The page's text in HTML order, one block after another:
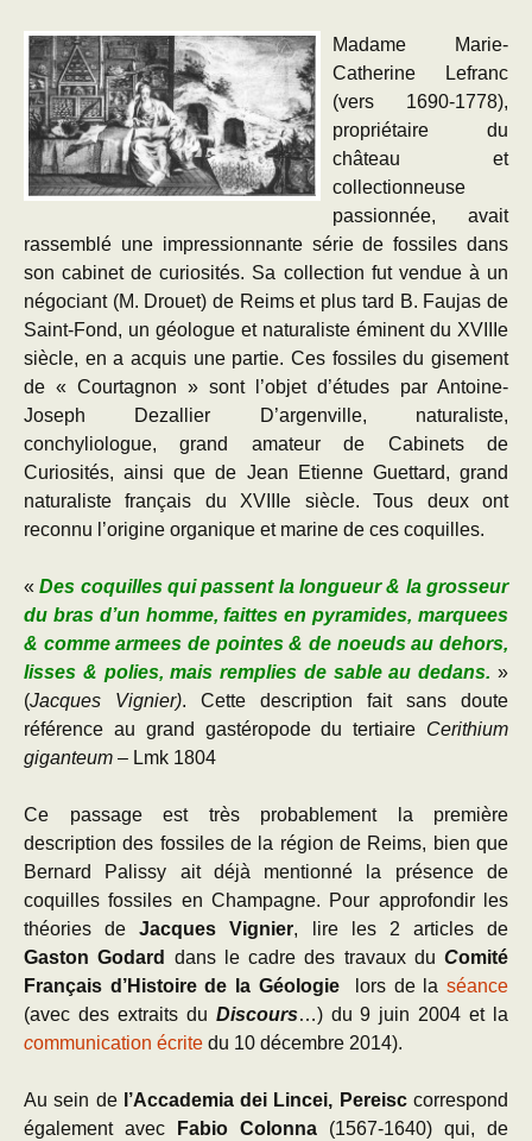
Madame Marie-
Catherine Lefranc
(vers 1690-1778),
propriétaire du
château et
collectionneuse
passionnée, avait
rassemblé une impressionnante série de fossiles dans
son cabinet de curiosités. Sa collection fut vendue à un
négociant (M. Drouet) de Reims et plus tard B. Faujas de
Saint-Fond, un géologue et naturaliste éminent du XVIIIe
siècle, en a acquis une partie. Ces fossiles du gisement
de « Courtagnon » sont l’objet d’études par Antoine-
Joseph Dezallier D’argenville, naturaliste,
conchyliologue, grand amateur de Cabinets de
Curiosités, ainsi que de Jean Etienne Guettard, grand
naturaliste français du XVIIIe siècle. Tous deux ont
reconnu l’origine organique et marine de ces coquilles.
«Des coquilles qui passent la longueur & la grosseur
du bras d’un homme, faittes en pyramides, marquees
& comme armees de pointes & de noeuds au dehors,
lisses & polies, mais remplies de sable au dedans. »
(Jacques Vignier). Cette description fait sans doute
référence au grand gastéropode du tertiaire Cerithium
giganteum – Lmk 1804
Ce passage est très probablement la première
description des fossiles de la région de Reims, bien que
Bernard Palissy ait déjà mentionné la présence de
coquilles fossiles en Champagne. Pour approfondir les
théories deJacques Vignier, lire les 2 articles de
Gaston Godard dans le cadre des travaux du Comité
Français d’Histoire de la Géologie
lors de laséance
(avec des extraits du Discours…) du 9 juin 2004 et la
communication écrite du 10 décembre 2014).
Au sein de l’Accademia dei Lincei, Pereisccorrespond
également avec
Fabio Colonna (1567-1640) qui, de